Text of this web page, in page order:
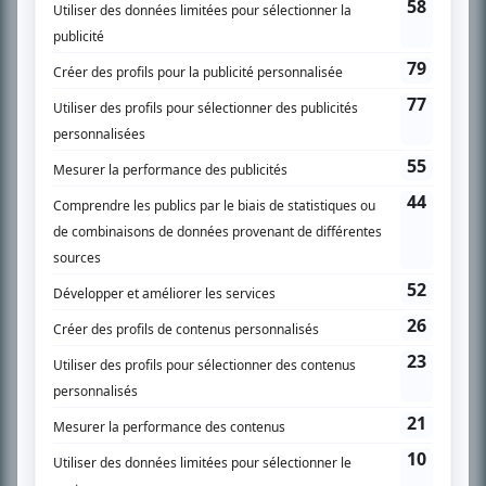
SUR LE RÉSEAU BIZZ MÉDIA
PLAN DU SITE
Accueil
Liste des oeuvres
Recherche avancée
À propos
Nous contacter
Termes et conditions
Politique de confidentialité
Gestion du consentement